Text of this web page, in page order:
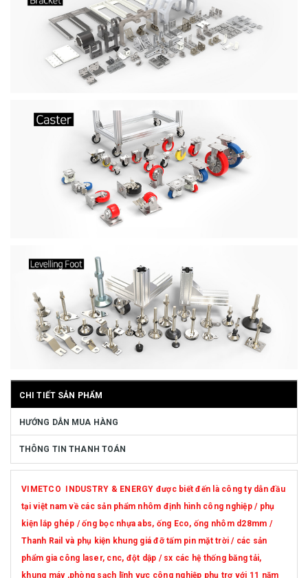
CHI TIẾT SẢN PHẨM
HƯỚNG DẪN MUA HÀNG
THÔNG TIN THANH TOÁN
VIMETCO INDUSTRY & ENERGY được biết đến là công ty dẫn đầu
tại việt nam về các sản phẩm nhôm định hình công nghiệp / phụ
kiện lắp ghép / ống bọc nhựa abs, ống Eco, ống nhôm d28mm /
Thanh Rail và phụ kiện khung giá đỡ tấm pin mặt trời / các sản
phẩm gia công laser, cnc, đột dập / sx các hệ thống băng tải,
khung máy ,phòng sạch lĩnh vực công nghiệp phụ trợ với 11 năm